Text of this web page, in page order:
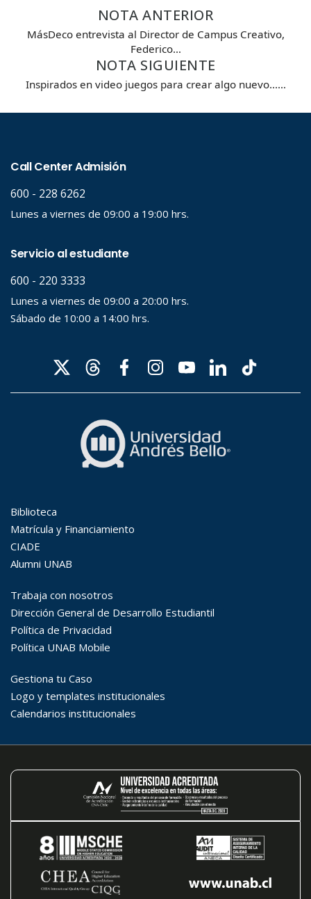
NOTA ANTERIOR
MásDeco entrevista al Director de Campus Creativo,
Federico…
NOTA SIGUIENTE
Inspirados en video juegos para crear algo nuevo...…
Palabra clave
Hasta...